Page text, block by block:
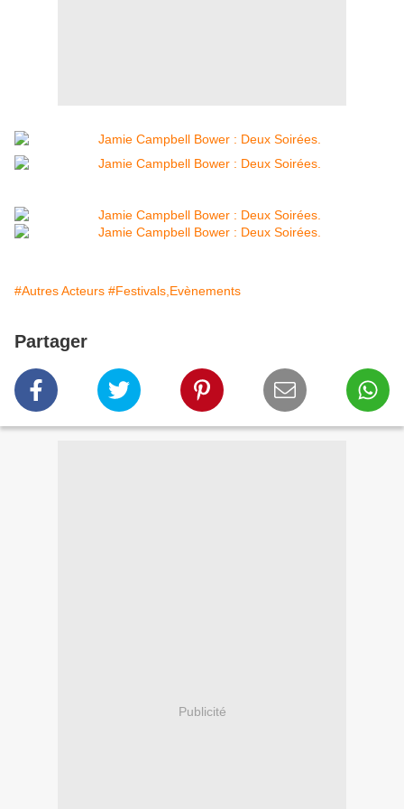
#Autres Acteurs #Festivals,Evènements
Partager
Publicité